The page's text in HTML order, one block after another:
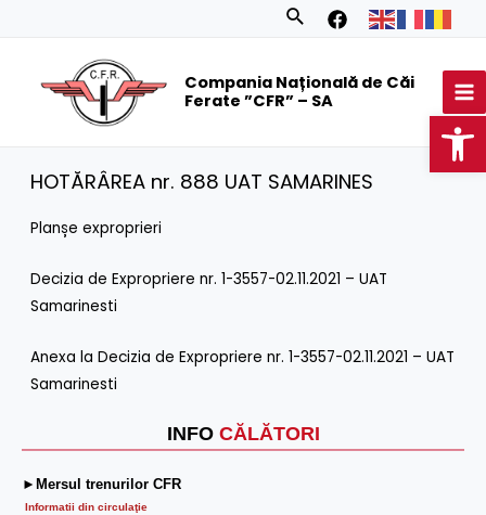
Search
Compania Națională de Căi
Ferate ”CFR” – SA
INFO CĂLĂTORI
►Mersul trenurilor CFR
Informatii din circulaţie
HOTĂRÂREA nr. 888 UAT SAMARINES
Planșe exproprieri
Decizia de Expropriere nr. 1-3557-02.11.2021 – UAT
Samarinesti
Anexa la Decizia de Expropriere nr. 1-3557-02.11.2021 – UAT
Samarinesti